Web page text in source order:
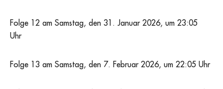
Folge 12 am Samstag, den 31. Januar 2026, um 23:05
Uhr
Folge 13 am Samstag, den 7. Februar 2026, um 22:05 Uhr